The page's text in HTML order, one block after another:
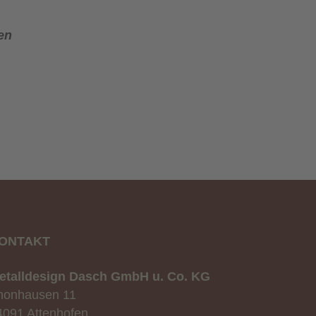
Dasch GmbH u. Co. KG
11
Attenhofen